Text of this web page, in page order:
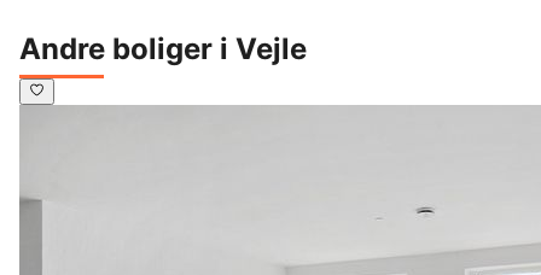
Andre boliger i Vejle